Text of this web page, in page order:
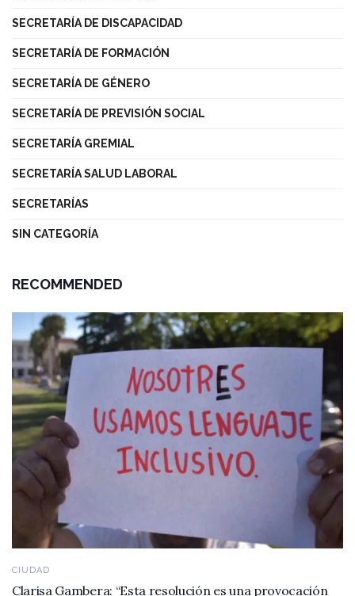
SECRETARÍA DE DISCAPACIDAD
SECRETARÍA DE FORMACIÓN
SECRETARÍA DE GÉNERO
SECRETARÍA DE PREVISIÓN SOCIAL
SECRETARÍA GREMIAL
SECRETARÍA SALUD LABORAL
SECRETARÍAS
SIN CATEGORÍA
RECOMMENDED
CIUDAD
Clarisa Gambera: “Esta resolución es una provocación